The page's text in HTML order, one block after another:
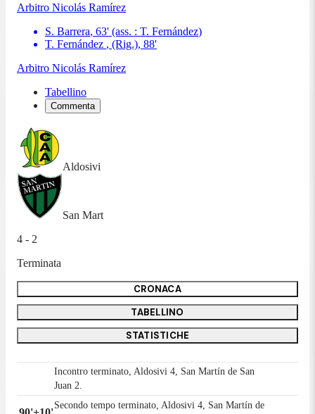
Arbitro Nicolás Ramírez
S. Barrera, 63' (ass. : T. Fernández)
T. Fernández , (Rig.), 88'
Arbitro Nicolás Ramírez
Tabellino
Commenta
Aldosivi
San Mart
4 - 2
Terminata
CRONACA
TABELLINO
STATISTICHE
Incontro terminato, Aldosivi 4, San Martín de San
Juan 2.
Secondo tempo terminato, Aldosivi 4, San Martín de